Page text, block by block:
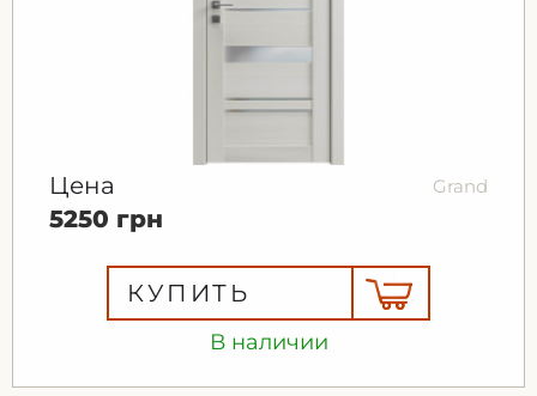
В наличии
Цена Grand
5250 грн
КУПИТЬ